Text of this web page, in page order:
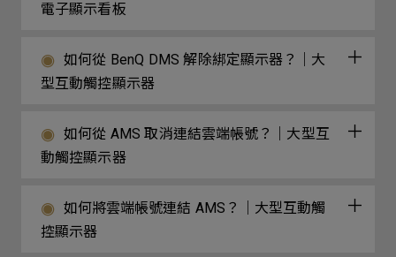
電子顯示看板
如何從 BenQ DMS 解除綁定顯示器？｜大
型互動觸控顯示器
如何從 AMS 取消連結雲端帳號？｜大型互
動觸控顯示器
如何將雲端帳號連結 AMS？｜大型互動觸
控顯示器